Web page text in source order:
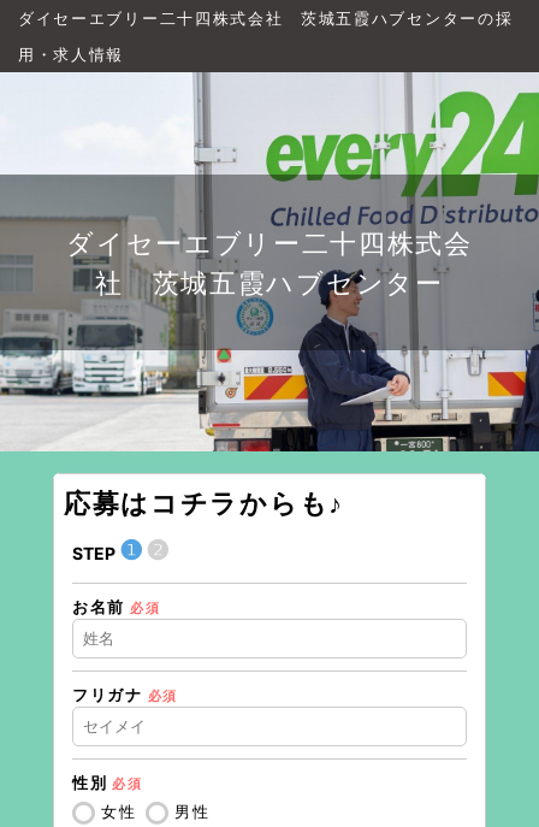
ダイセーエブリー二十四株式会社 茨城五霞ハブセンターの採
用・求人情報
ダイセーエブリー二十四株式会
社 茨城五霞ハブセンター
応募はコチラからも♪
STEP ❶❷
お名前 必須
フリガナ 必須
性別 必須
女性 男性